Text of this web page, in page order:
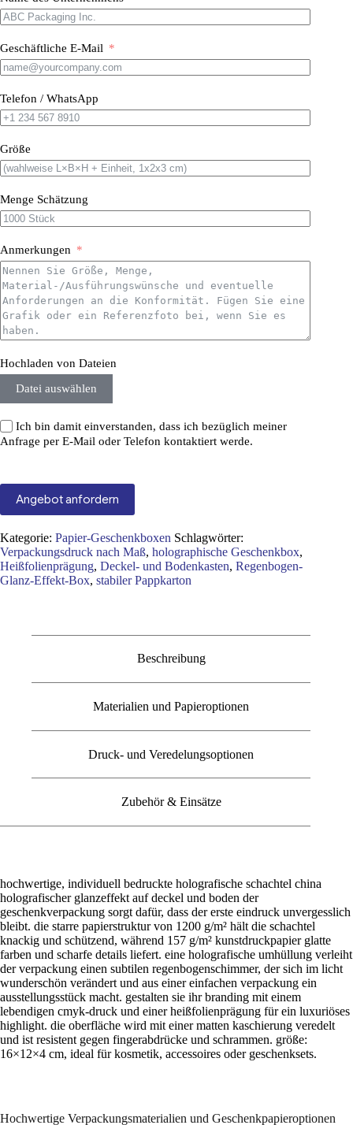
Geschäftliche E-Mail
Telefon / WhatsApp
Größe
Menge Schätzung
Anmerkungen
Hochladen von Dateien
Datei auswählen
Ich bin damit einverstanden, dass ich bezüglich meiner
Anfrage per E-Mail oder Telefon kontaktiert werde.
Angebot anfordern
Kategorie: Papier-Geschenkboxen Schlagwörter:
Verpackungsdruck nach Maß, holographische Geschenkbox,
Heißfolienprägung, Deckel- und Bodenkasten, Regenbogen-
Glanz-Effekt-Box, stabiler Pappkarton
Beschreibung
Materialien und Papieroptionen
Druck- und Veredelungsoptionen
Zubehör & Einsätze
hochwertige, individuell bedruckte holografische schachtel china
holografischer glanzeffekt auf deckel und boden der
geschenkverpackung sorgt dafür, dass der erste eindruck unvergesslich
bleibt. die starre papierstruktur von 1200 g/m² hält die schachtel
knackig und schützend, während 157 g/m² kunstdruckpapier glatte
farben und scharfe details liefert. eine holografische umhüllung verleiht
der verpackung einen subtilen regenbogenschimmer, der sich im licht
wunderschön verändert und aus einer einfachen verpackung ein
ausstellungsstück macht. gestalten sie ihr branding mit einem
lebendigen cmyk-druck und einer heißfolienprägung für ein luxuriöses
highlight. die oberfläche wird mit einer matten kaschierung veredelt
und ist resistent gegen fingerabdrücke und schrammen. größe:
16×12×4 cm, ideal für kosmetik, accessoires oder geschenksets.
Hochwertige Verpackungsmaterialien und Geschenkpapieroptionen